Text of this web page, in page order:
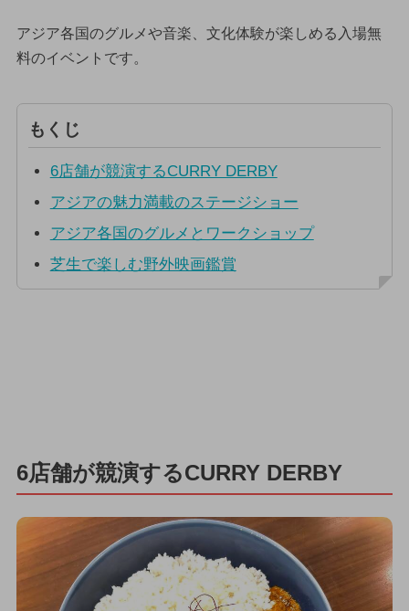
アジア各国のグルメや音楽、文化体験が楽しめる入場無
料のイベントです。
もくじ
6店舗が競演するCURRY DERBY
アジアの魅力満載のステージショー
アジア各国のグルメとワークショップ
芝生で楽しむ野外映画鑑賞
6店舗が競演するCURRY DERBY